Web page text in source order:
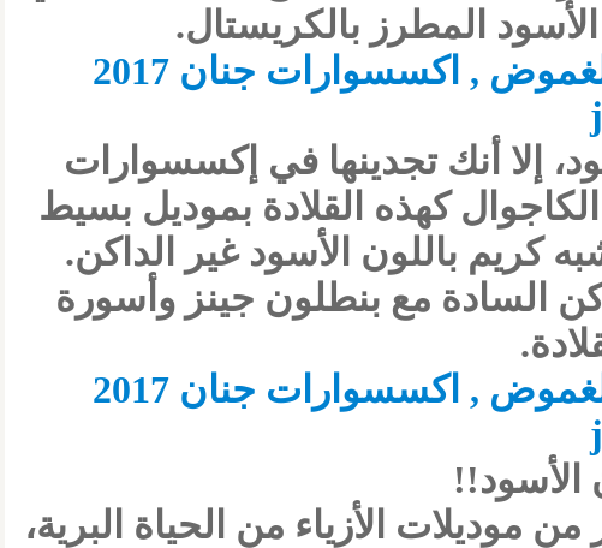
المطرز بالكريستال.
إلا أنك تجدينها في إكسسوارات
الكاجوال كهذه القلادة بموديل بسيط
باللون الأسود غير الداكن.
السادة مع بنطلون جينز وأسورة
الأسود!!
موديلات الأزياء من الحياة البرية،